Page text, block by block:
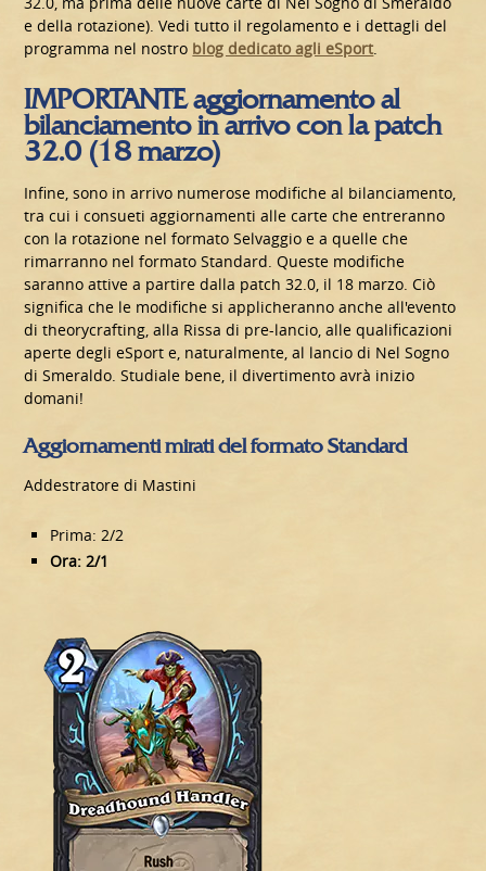
e della rotazione). Vedi tutto il regolamento e i dettagli del
programma nel nostro blog dedicato agli eSport.
IMPORTANTE aggiornamento al
bilanciamento in arrivo con la patch
32.0 (18 marzo)
Infine, sono in arrivo numerose modifiche al bilanciamento,
tra cui i consueti aggiornamenti alle carte che entreranno
con la rotazione nel formato Selvaggio e a quelle che
rimarranno nel formato Standard. Queste modifiche
saranno attive a partire dalla patch 32.0, il 18 marzo. Ciò
significa che le modifiche si applicheranno anche all'evento
di theorycrafting, alla Rissa di pre-lancio, alle qualificazioni
aperte degli eSport e, naturalmente, al lancio di Nel Sogno
di Smeraldo. Studiale bene, il divertimento avrà inizio
domani!
Aggiornamenti mirati del formato Standard
Addestratore di Mastini
Prima: 2/2
Ora: 2/1